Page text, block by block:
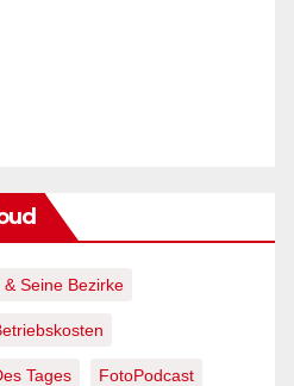
& Seine Bezirke
Tages FotoPodcast